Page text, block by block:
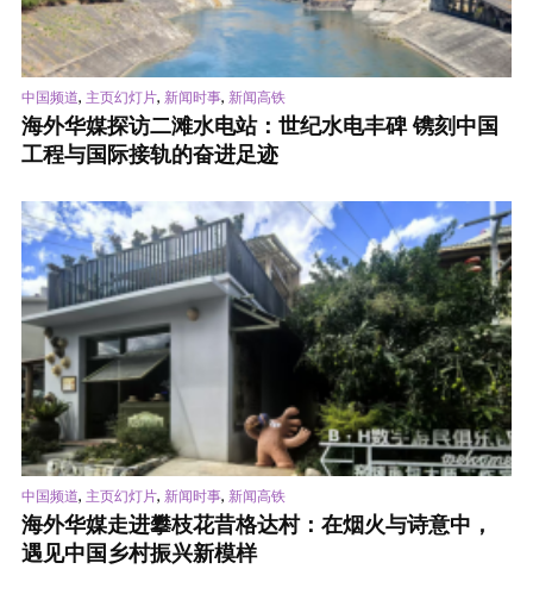
中国频道, 主页幻灯片, 新闻时事, 新闻高铁
海外华媒探访二滩水电站：世纪水电丰碑 镌刻中国
工程与国际接轨的奋进足迹
中国频道, 主页幻灯片, 新闻时事, 新闻高铁
海外华媒走进攀枝花昔格达村：在烟火与诗意中，
遇见中国乡村振兴新模样